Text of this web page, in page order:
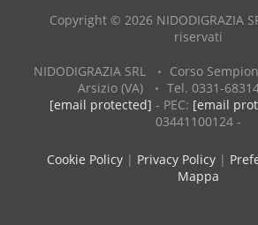
Copyright © 2026 NIDODIGRAZIA
riservati
NIDODIGRAZIA SRL
Corso
Arsizio (VA)
Tel. 0331-
[email protected] - PEC: [email
03441100124 -
Cookie Policy| Privacy Policy|
Mappa